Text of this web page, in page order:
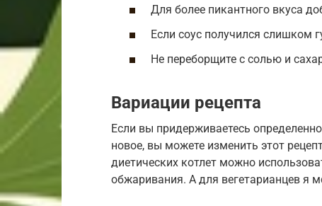
Для более пикантного вкуса
Если соус получился слишком
Не переборщите с солью и
Вариации рецепта
Если вы придерживаетесь
новое, вы можете изменить этот
диетических котлет можно
обжаривания. А для вегетарианцев я